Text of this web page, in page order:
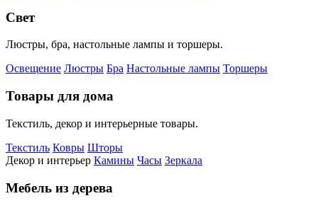
Свет
Люстры, бра, настольные лампы и торшеры.
Освещение Люстры Бра Настольные лампы Торшеры
Товары для дома
Текстиль, декор и интерьерные товары.
Текстиль Ковры Шторы
Декор и интерьер Камины Часы Зеркала
Мебель из дерева